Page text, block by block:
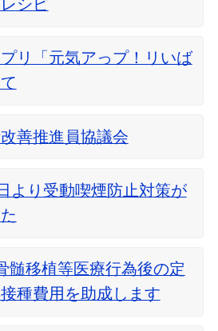
シピ
リ「元気アっプ！リいば
善推進員協議会
より受動喫煙防止対策が
移植等医療行為後の定
種費用を助成します